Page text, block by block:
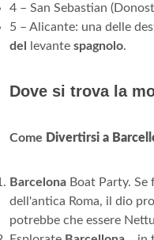
4 – San Sebastian
5 – Alicante: una delle
del
levante spagnolo.
Dove si trova la
Come Divertirsi a
Barcelona Boat Party.
dell'antica Roma, il dio
potrebbe che essere